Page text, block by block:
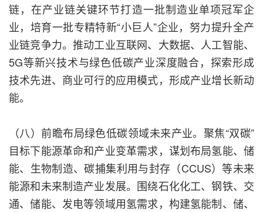
链，在产业链关键环节打造一批制造业单项冠军企
业，培育一批专精特新“小巨人”企业，努力提升全产
业链竞争力。推动工业互联网、大数据、人工智能、
5G等新兴技术与绿色低碳产业深度融合，探索形成
技术先进、商业可行的应用模式，形成产业增长新动
能。
（八）前瞻布局绿色低碳领域未来产业。聚焦“双碳”
目标下能源革命和产业变革需求，谋划布局氢能、储
能、生物制造、碳捕集利用与封存（CCUS）等未来
能源和未来制造产业发展。围绕石化化工、钢铁、交
通、储能、发电等领域用氢需求，构建氢能制、储、